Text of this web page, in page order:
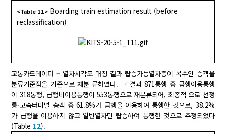
<Table 11> Boarding train estimation result (before
reclassification)
교통카드데이터 – 열차시각표 매칭 결과 탑승가능열차종이 복수인 승객을
분류기준점을 기준으로 재분 류하였다. 그 결과 871통행 중 급행이용통행
이 318통행, 급행비이용통행이 553통행으로 재분류되어, 최종적 으로 선정
릉-고속터미널 승객 중 61.8%가 급행을 이용하여 통행한 것으로, 38.2%
가 급행을 이용하지 않고 일반열차만 탑승하여 통행한 것으로 추정되었다
(Table 12).